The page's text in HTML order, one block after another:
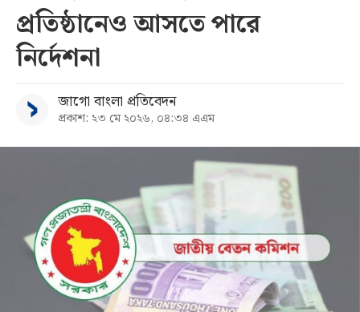
সব
বিভাগ
আর্কাইভ
প্রতিষ্ঠানেও আসতে পারে
নির্দেশনা
জাগো বাংলা প্রতিবেদন
প্রকাশ: ২৩ মে ২০২৬, ০৪:৩৪ এএম